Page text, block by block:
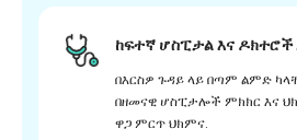
ከፍተኛ ሆስፒታል እና
በእርስዎ ጉዳይ ላይ በጣም ልምድ
በዘመናዊ ሆስፒታሎች ምክክር እና
ዋጋ ምርጥ ህክምና.